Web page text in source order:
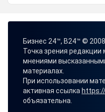
Бизнес 24™, B24™ © 2008
Точка зрения
мнениями
материалах.
При использовании
активная ссылка
объязательна.